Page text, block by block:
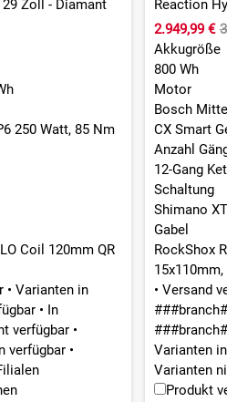
29 Zoll - Diamant
250 Watt, 85 Nm
Coil 120mm QR
• Varianten in
• In
verfügbar •
verfügbar •
2.949,99 €
Akkugröße
800 Wh
Motor
Bosch
CX Smart
Anzahl
12-Gang
Schaltung
Shimano XT
Gabel
RockShox
• Versand
Varianten
Varianten
Produkt